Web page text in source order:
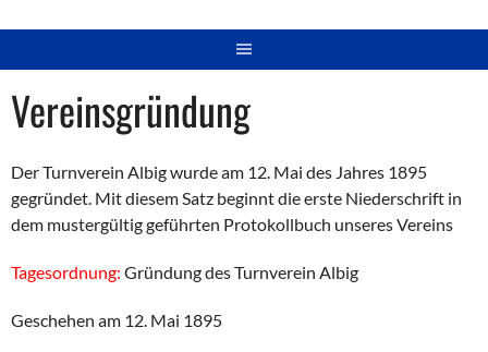
Vereinsgründung
Der Turnverein Albig wurde am 12. Mai des Jahres 1895
gegründet. Mit diesem Satz beginnt die erste Niederschrift in
dem mustergültig geführten Protokollbuch unseres Vereins
Tagesordnung: Gründung des Turnverein Albig
Geschehen am 12. Mai 1895